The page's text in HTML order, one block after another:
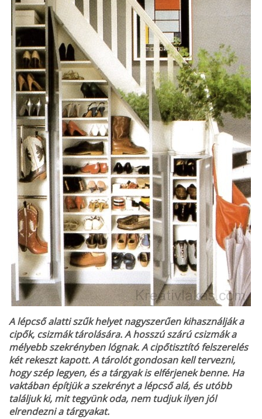
A lépcső alatti szűk helyet nagyszerűen kihasználják a
cipők, csizmák tárolására. A hosszú szárú csizmák a
mélyebb szekrényben lógnak. A cipőtisztító felszerelés
két rekeszt kapott. A tárolót gondosan kell tervezni,
hogy szép legyen, és a tárgyak is elférjenek benne. Ha
vaktában építjük a szekrényt a lépcső alá, és utóbb
találjuk ki, mit tegyünk oda, nem tudjuk ilyen jól
elrendezni a tárgyakat.